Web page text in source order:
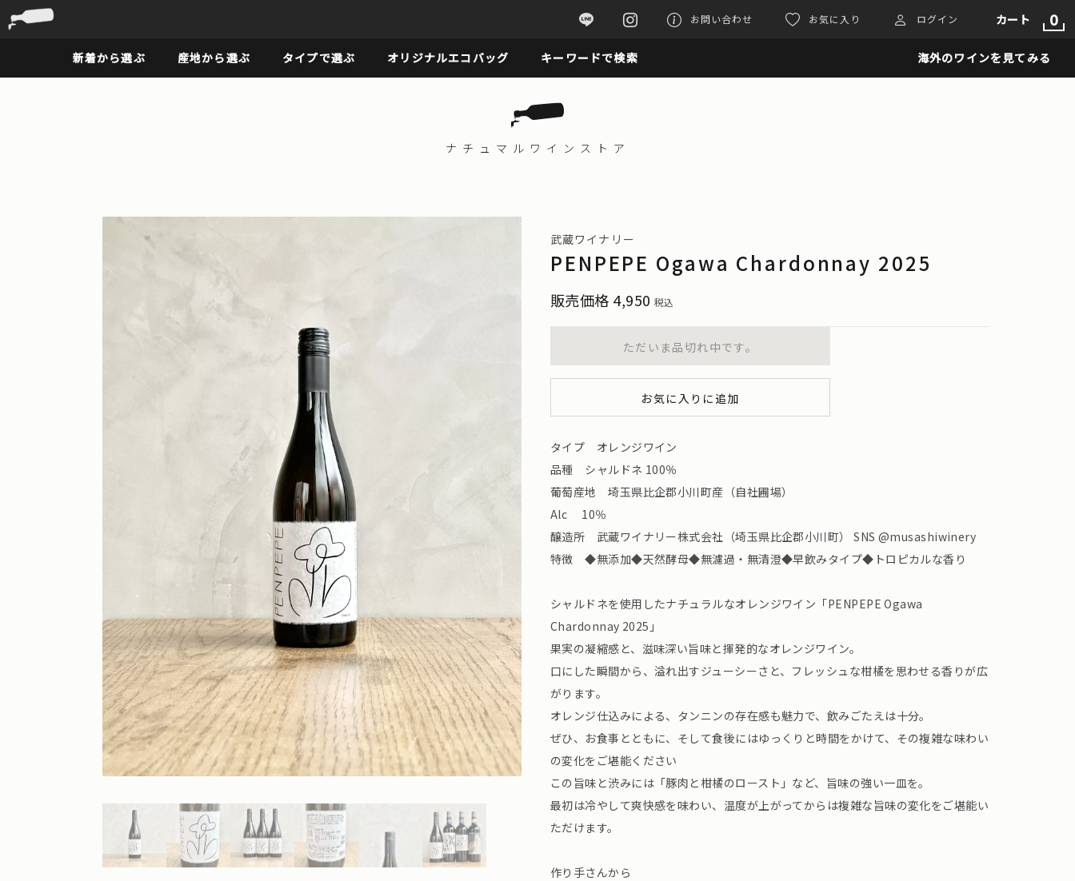
お問い合わせ お気に入り ログイン カート 0
新着から選ぶ 産地から選ぶ タイプで選ぶ オリジナルエコバッグ キーワードで検索 海外のワインを見てみる
ナチュマル ワインストア
武蔵ワイナリー
PENPEPE Ogawa Chardonnay 2025
販売価格 4,950 税込
ただいま品切れ中です。
お気に入りに追加
タイプ オレンジワイン
品種 シャルドネ 100％
葡萄産地 埼玉県比企郡小川町産（自社圃場）
Alc 10％
醸造所 武蔵ワイナリー株式会社（埼玉県比企郡小川町） SNS @musashiwinery
特徴 ◆無添加◆天然酵母◆無濾過・無清澄◆早飲みタイプ◆トロピカルな香り
シャルドネを使用したナチュラルなオレンジワイン「PENPEPE Ogawa
Chardonnay 2025」
果実の凝縮感と、滋味深い旨味と揮発的なオレンジワイン。
口にした瞬間から、溢れ出すジューシーさと、フレッシュな柑橘を思わせる香りが広
がります。
オレンジ仕込みによる、タンニンの存在感も魅力で、飲みごたえは十分。
ぜひ、お食事とともに、そして食後にはゆっくりと時間をかけて、その複雑な味わい
の変化をご堪能ください
この旨味と渋みには「豚肉と柑橘のロースト」など、旨味の強い一皿を。
最初は冷やして爽快感を味わい、温度が上がってからは複雑な旨味の変化をご堪能い
ただけます。
作り手さんから